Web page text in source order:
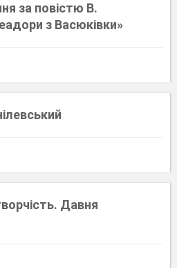
за повістю В.
з Васюківки»
Давня